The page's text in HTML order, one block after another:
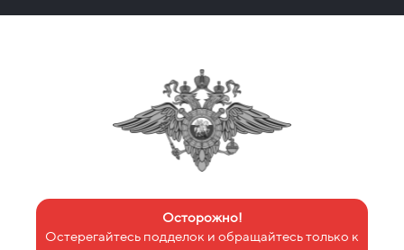
Осторожно!
Остерегайтесь подделок и обращайтесь только к